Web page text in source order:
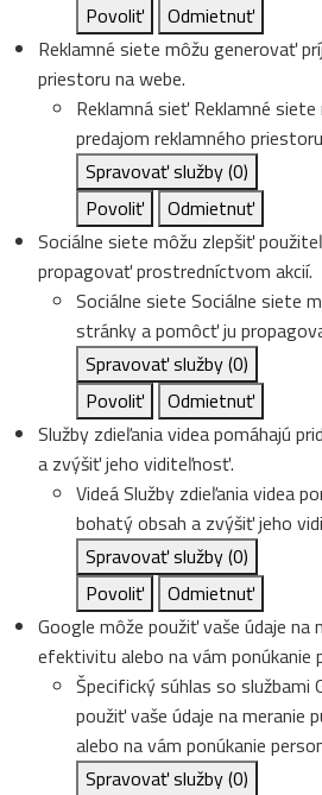
Povoliť
Odmietnuť
Reklamné siete môžu generovať
priestoru na webe.
Reklamná sieť Reklamné
predajom reklamného
Spravovať služby(0)
Povoliť
Odmietnuť
Sociálne siete môžu zlepšiť
propagovať prostredníctvom akcií.
Sociálne siete Sociálne siete
stránky a pomôcť ju
Spravovať služby(0)
Povoliť
Odmietnuť
Služby zdieľania videa pomáhajú
a zvýšiť jeho viditeľnosť.
VideáSlužby zdieľania videa
bohatý obsah a zvýšiť jeho
Spravovať služby(0)
Povoliť
Odmietnuť
Google môže použiť vaše údaje na
efektivitu alebo na vám ponúkanie
Špecifický súhlas so službami
použiť vaše údaje na meranie
alebo na vám ponúkanie
Spravovať služby(0)